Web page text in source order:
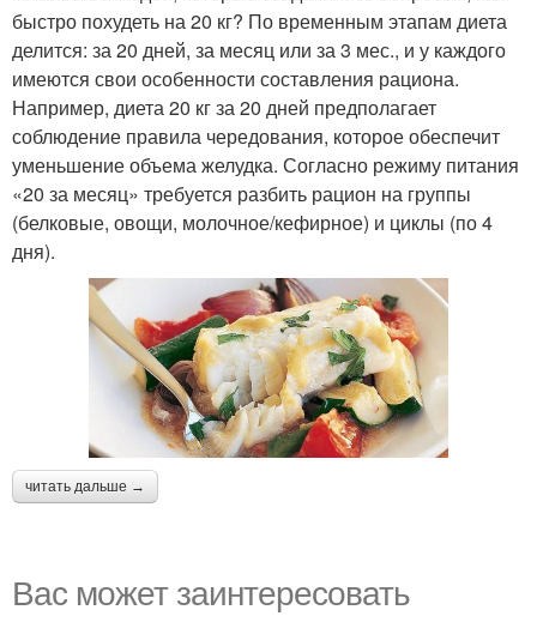
быстро похудеть на 20 кг? По временным этапам диета
делится: за 20 дней, за месяц или за 3 мес., и у каждого
имеются свои особенности составления рациона.
Например, диета 20 кг за 20 дней предполагает
соблюдение правила чередования, которое обеспечит
уменьшение объема желудка. Согласно режиму питания
«20 за месяц» требуется разбить рацион на группы
(белковые, овощи, молочное/кефирное) и циклы (по 4
дня).
читать дальше →
Вас может заинтересовать